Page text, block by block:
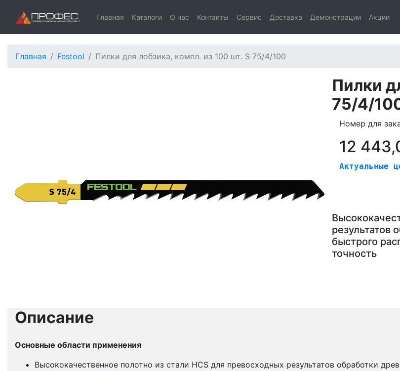
Главная Каталоги О нас Контакты Сервис Доставка Демонстрации Акции
Главная Festool Пилки для лобзика, компл. из 100 шт. S 75/4/100
Пилки
75/4/
Номер для
12
Актуальные
результатов
быстрого
точность
Описание
Основные области применения
Высококачественное полотно из стали HCS для превосходных результатов обработки